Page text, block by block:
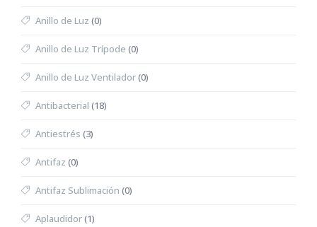
Anillo de Luz (0)
Anillo de Luz Trípode (0)
Anillo de Luz Ventilador(0)
Antibacterial (18)
Antiestrés (3)
Antifaz (0)
Antifaz Sublimación (0)
Aplaudidor(1)